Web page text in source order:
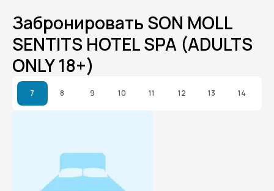
Забронировать SON MOLL
SENTITS HOTEL SPA (ADULTS
ONLY 18+)
7 8 9 10 11 12 13 14